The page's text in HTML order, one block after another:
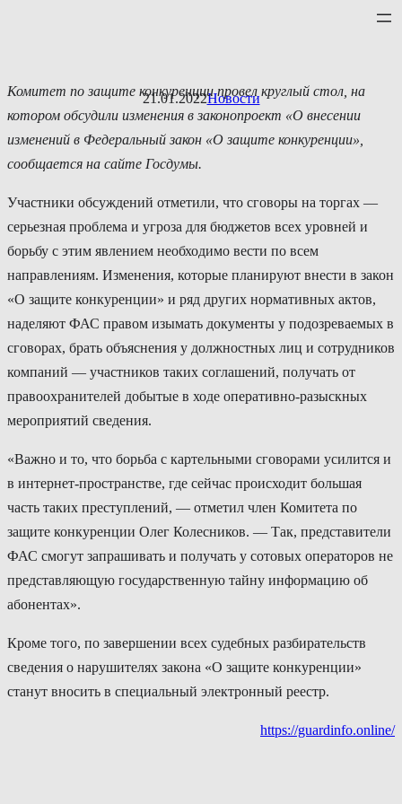
21.01.2022Новости
Комитет по защите конкуренции провел круглый стол, на
котором обсудили изменения в законопроект «О внесении
изменений в Федеральный закон «О защите конкуренции»,
сообщается на сайте Госдумы.
Участники обсуждений отметили, что сговоры на торгах —
серьезная проблема и угроза для бюджетов всех уровней и
борьбу с этим явлением необходимо вести по всем
направлениям. Изменения, которые планируют внести в закон
«О защите конкуренции» и ряд других нормативных актов,
наделяют ФАС правом изымать документы у подозреваемых в
сговорах, брать объяснения у должностных лиц и сотрудников
компаний — участников таких соглашений, получать от
правоохранителей добытые в ходе оперативно-разыскных
мероприятий сведения.
«Важно и то, что борьба с картельными сговорами усилится и
в интернет-пространстве, где сейчас происходит большая
часть таких преступлений, — отметил член Комитета по
защите конкуренции Олег Колесников. — Так, представители
ФАС смогут запрашивать и получать у сотовых операторов не
представляющую государственную тайну информацию об
абонентах».
Кроме того, по завершении всех судебных разбирательств
сведения о нарушителях закона «О защите конкуренции»
станут вносить в специальный электронный реестр.
https://guardinfo.online/